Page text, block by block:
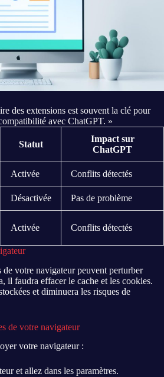
des extensions est souvent la clé pour
avec ChatGPT. »
Statut
Impact sur
ChatGPT
Activée Conflits détectés
Désactivée Pas de problème
Activée Conflits détectés
de votre navigateur peuvent perturber
il faudra effacer le cache et les cookies.
et diminuera les risques de
de votre navigateur
votre navigateur :
et allez dans les paramètres.